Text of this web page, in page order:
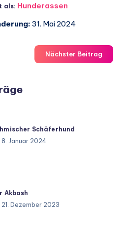
als: Hunderassen
31. Mai 2024
Nächster Beitrag
Schäferhund
8. Januar 2024
Akbash
21. Dezember 2023